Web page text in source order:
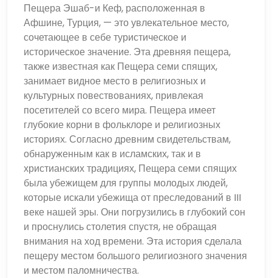
Пещера Эшаб-и Кеф, расположенная в
Афшине, Турция, — это увлекательное место,
сочетающее в себе туристическое и
историческое значение. Эта древняя пещера,
также известная как Пещера семи спящих,
занимает видное место в религиозных и
культурных повествованиях, привлекая
посетителей со всего мира. Пещера имеет
глубокие корни в фольклоре и религиозных
историях. Согласно древним свидетельствам,
обнаруженным как в исламских, так и в
христианских традициях, Пещера семи спящих
была убежищем для группы молодых людей,
которые искали убежища от преследований в III
веке нашей эры. Они погрузились в глубокий сон
и проснулись столетия спустя, не обращая
внимания на ход времени. Эта история сделала
пещеру местом большого религиозного значения
и местом паломничества.